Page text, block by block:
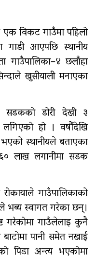
४ वर्षदेखि अलपत्र
भगवान शिवको मूर्ति
सम्पन्न
अल्पसंख्यक
शिल्डको जिल्ला स्तरीय
उद्धार
विकट गाउँमा पहिलो
आएपछि स्थानीय
गाउँपालिका–४ छलाँहा
खुसीयाली मनाएका
सडकको डोरी देखी ३
हो । वर्षौंदेखि
स्थानीयले बताएका
लाख लगानीमा सडक
गाउँपालिकाको
भब्य स्वागत गरेका छन्।
गरेकोमा गाउँलेलाइ कुनै
पानी समेत नखाई
पिडा अन्त्य भएकोमा